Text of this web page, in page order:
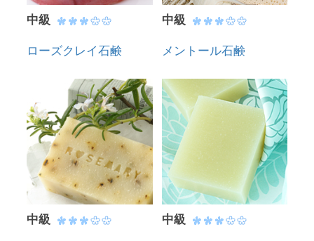
中級
ローズクレイ石鹸
中級
メントール石鹸
中級 中級